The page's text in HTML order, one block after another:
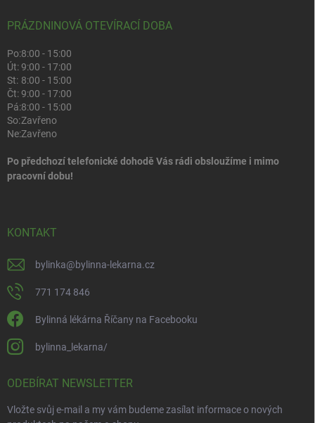
PRÁZDNINOVÁ OTEVÍRACÍ DOBA
Po:8:00 - 15:00
Út:9:00 - 17:00
St: 8:00 - 15:00
Čt:9:00 - 17:00
Pá:8:00 - 15:00
So:Zavřeno
Ne:Zavřeno
Po předchozí telefonické dohodě Vás rádi obsloužíme i mimo
pracovní dobu!
KONTAKT
bylinka@bylinna-lekarna.cz
771 174 846
Bylinná lékárna Říčany na Facebooku
bylinna_lekarna/
ODEBÍRAT NEWSLETTER
Vložte svůj e-mail a my vám budeme zasílat informace o nových